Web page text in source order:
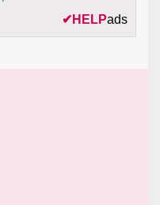
✔ HELPads